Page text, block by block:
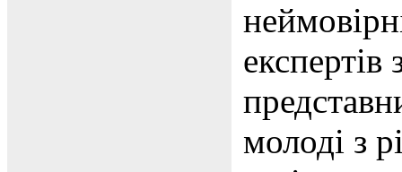
експертів
молоді з